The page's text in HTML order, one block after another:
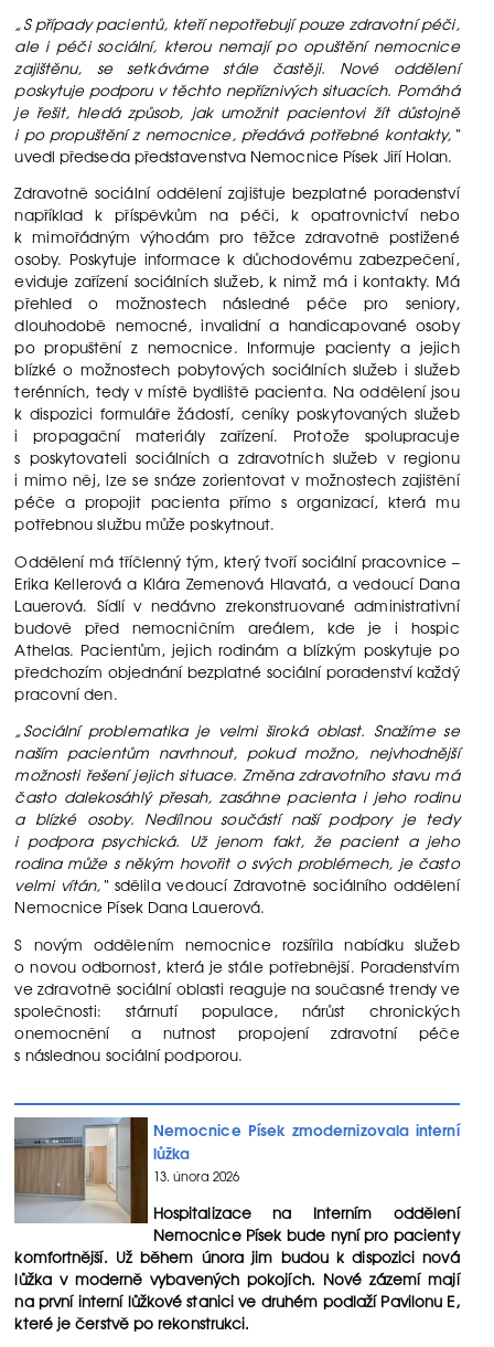
„S případy pacientů, kteří nepotřebují pouze zdravotní péči,
ale i péči sociální, kterou nemají po opuštění nemocnice
zajištěnu, se setkáváme stále častěji. Nové oddělení
poskytuje podporu v těchto nepříznivých situacích. Pomáhá
je řešit, hledá způsob, jak umožnit pacientovi žít důstojně
i po propuštění z nemocnice, předává potřebné kontakty,“
uvedl předseda představenstva Nemocnice Písek Jiří Holan.
Zdravotně sociální oddělení zajištuje bezplatné poradenství
například k příspěvkům na péči, k opatrovnictví nebo
k mimořádným výhodám pro těžce zdravotně postižené
osoby. Poskytuje informace k důchodovému zabezpečení,
eviduje zařízení sociálních služeb, k nimž má i kontakty. Má
přehled o možnostech následné péče pro seniory,
dlouhodobě nemocné, invalidní a handicapované osoby
po propuštění z nemocnice. Informuje pacienty a jejich
blízké o možnostech pobytových sociálních služeb i služeb
terénních, tedy v místě bydliště pacienta. Na oddělení jsou
k dispozici formuláře žádostí, ceníky poskytovaných služeb
i propagační materiály zařízení. Protože spolupracuje
s poskytovateli sociálních a zdravotních služeb v regionu
i mimo něj, lze se snáze zorientovat v možnostech zajištění
péče a propojit pacienta přímo s organizací, která mu
potřebnou službu může poskytnout.
Oddělení má tříčlenný tým, který tvoří sociální pracovnice –
Erika Kellerová a Klára Zemenová Hlavatá, a vedoucí Dana
Lauerová. Sídlí v nedávno zrekonstruované administrativní
budově před nemocničním areálem, kde je i hospic
Athelas. Pacientům, jejich rodinám a blízkým poskytuje po
předchozím objednání bezplatné sociální poradenství každý
pracovní den.
„Sociální problematika je velmi široká oblast. Snažíme se
naším pacientům navrhnout, pokud možno, nejvhodnější
možnosti řešení jejich situace. Změna zdravotního stavu má
často dalekosáhlý přesah, zasáhne pacienta i jeho rodinu
a blízké osoby. Nedílnou součástí naší podpory je tedy
i podpora psychická. Už jenom fakt, že pacient a jeho
rodina může s někým hovořit o svých problémech, je často
velmi vítán,“sdělila vedoucí Zdravotně sociálního oddělení
Nemocnice Písek Dana Lauerová.
S novým oddělením nemocnice rozšířila nabídku služeb
o novou odbornost, která je stále potřebnější. Poradenstvím
ve zdravotně sociální oblasti reaguje na současné trendy ve
společnosti: stárnutí populace, nárůst chronických
onemocnění a nutnost propojení zdravotní péče
s následnou sociální podporou.
Nemocnice Písek zmodernizovala interní
lůžka
13. února 2026
Hospitalizace na Interním oddělení
Nemocnice Písek bude nyní pro pacienty
komfortnější. Už během února jim budou k dispozici nová
lůžka v moderně vybavených pokojích. Nové zázemí mají
na první interní lůžkové stanici ve druhém podlaží Pavilonu E,
které je čerstvě po rekonstrukci.